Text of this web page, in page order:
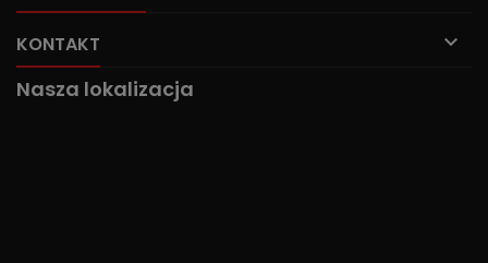
KONTAKT 
Nasza lokalizacja